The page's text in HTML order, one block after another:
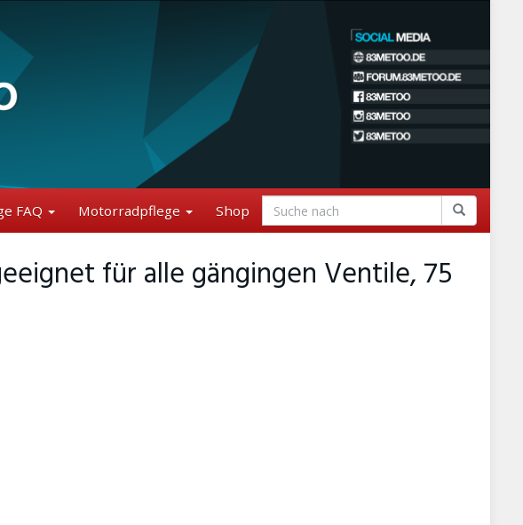
FAQ Motorradpflege Shop
für alle gängingen Ventile, 75